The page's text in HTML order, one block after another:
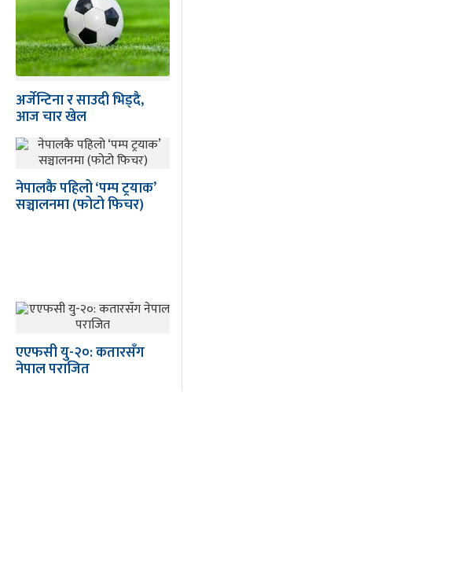
अर्जेन्टिना र साउदी भिड्दै,
आज चार खेल
नेपालकै पहिलो ‘पम्प ट्रयाक’
सञ्चालनमा (फोटो फिचर)
एएफसी यु-२०: कतारसँग
नेपाल पराजित